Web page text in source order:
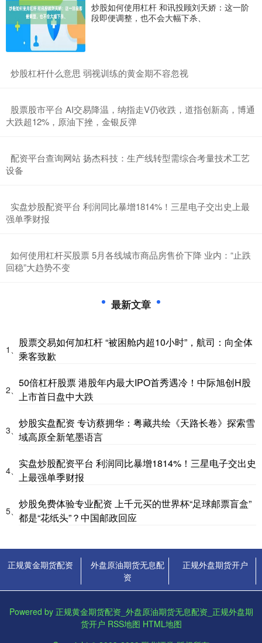
炒股如何使用杠杆 和讯投顾刘天娇：这一阶
段即便调整，也不会大幅下杀、
​炒股杠杆什么意思 弱视训练的黄金期不容忽视
​股票股市平台 AI交易降温，纳指走V仍收跌，道指创新高，博通
大跌超12%，原油下挫，金银反弹
​配资平台查询网站 扬杰科技：生产线转型需综合考量技术工艺
设备
​实盘炒股配资平台 利润同比暴增1814%！三星电子交出史上最
强单季财报
​如何使用杠杆买股票 5月各线城市商品房售价下降 业内：“止跌
回稳”大趋势不变
最新文章
1、
股票交易如何加杠杆 “被困舱内超10小时”，航司：向全体
乘客致歉
2、
50倍杠杆股票 港股年内最大IPO首秀遇冷！中际旭创H股
上市首日盘中大跌
3、
炒股实盘配资 专访蔡拥华：粤藏共绘《天路长卷》探索雪
域高原全新笔墨语言
4、
实盘炒股配资平台 利润同比暴增1814%！三星电子交出史
上最强单季财报
5、
炒股免费体验专业配资 上千元买的世界杯“足球邮票盲盒”
都是“花纸头”？中国邮政回应
正规黄金期货配资
外盘原油期货无息配
资
正规外盘期货开户
Powered by 正规黄金期货配资_外盘原油期货无息配资_正规外盘期
货开户 RSS地图 HTML地图